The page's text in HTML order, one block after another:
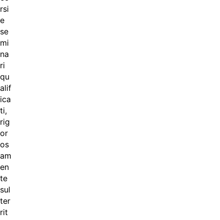
rsi
e
se
mi
na
ri
qu
alif
ica
ti,
rig
or
os
am
en
te
sul
ter
rit